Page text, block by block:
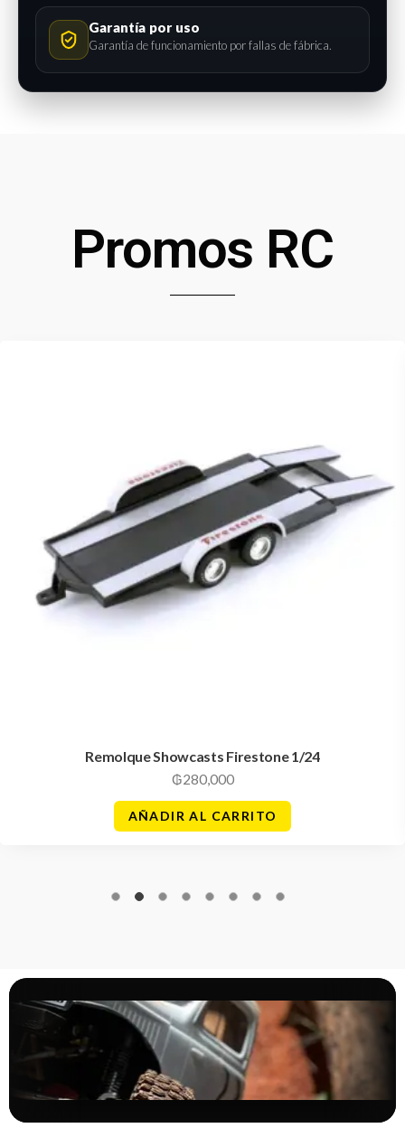
Garantía por uso
Garantía de funcionamiento por fallas de fábrica.
Promos RC
Remolque Showcasts Firestone 1/24
₲280,000
AÑADIR AL CARRITO